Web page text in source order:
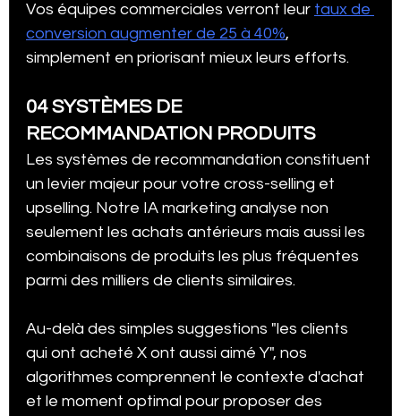
Vos équipes commerciales verront leur taux de
conversion augmenter de 25 à 40%,
simplement en priorisant mieux leurs efforts.
04 SYSTÈMES DE
RECOMMANDATION PRODUITS
Les systèmes de recommandation constituent
un levier majeur pour votre cross-selling et
upselling. Notre IA marketing analyse non
seulement les achats antérieurs mais aussi les
combinaisons de produits les plus fréquentes
parmi des milliers de clients similaires.
Au-delà des simples suggestions "les clients
qui ont acheté X ont aussi aimé Y", nos
algorithmes comprennent le contexte d'achat
et le moment optimal pour proposer des